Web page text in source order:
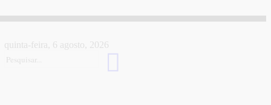
quinta-feira, 6 agosto, 2026